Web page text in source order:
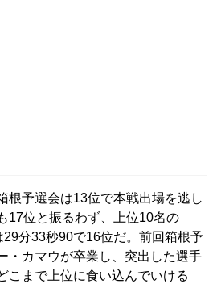
予選会は13位で本戦出場を逃し
17位と振るわず、上位10名の
分33秒90で16位だ。前回箱根予
・カマウが卒業し、突出した選手
こまで上位に食い込んでいける